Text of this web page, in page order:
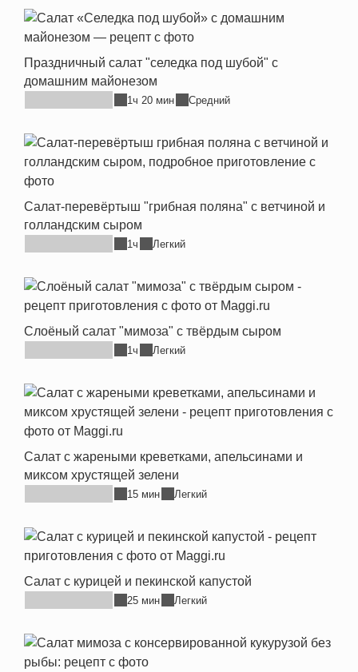
Праздничный салат "селедка под шубой" с
домашним майонезом
1ч 20 мин Средний
Салат-перевёртыш "грибная поляна" с ветчиной и
голландским сыром
1ч Легкий
Слоёный салат "мимоза" с твёрдым сыром
1ч Легкий
Салат с жареными креветками, апельсинами и
миксом хрустящей зелени
15 мин Легкий
Салат с курицей и пекинской капустой
25 мин Легкий